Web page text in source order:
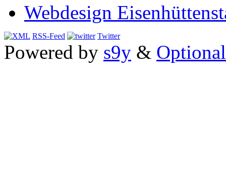
Webdesign
RSS-Feed Twitter
Powered by s9y &